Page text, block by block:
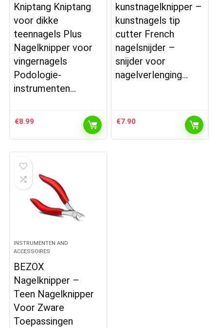
Kniptang Kniptang
voor dikke
teennagels Plus
Nagelknipper voor
vingernagels
Podologie-
instrumenten…
€8.99
kunstnagelknipper –
kunstnagels tip
cutter French
nagelsnijder –
snijder voor
nagelverlenging…
€7.90
INSTRUMENTEN AND
ACCESSOIRES
BEZOX
Nagelknipper –
Teen Nagelknipper
Voor Zware
Toepassingen